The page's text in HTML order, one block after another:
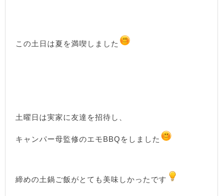
この土日は夏を満喫しました
土曜日は実家に友達を招待し、
キャンパー母監修のエモBBQをしました
締めの土鍋ご飯がとても美味しかったです